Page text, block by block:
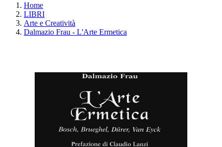
Home
LIBRI
Arte e Creatività
Dalmazio Frau - L'Arte Ermetica